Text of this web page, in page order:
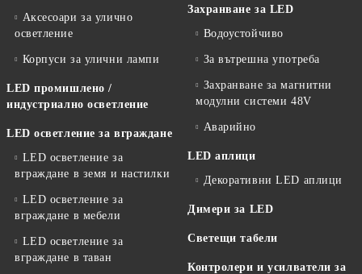
Аксесоари за улично
осветление
Корпуси за улични лампи
LED промишлено /
индустриално осветление
LED осветление за вграждане
LED осветление за
вграждане в земя и настилки
LED осветление за
вграждане в мебели
LED осветление за
вграждане в таван
Захранване за LED
Водоустойчиво
За вътрешна употреба
Захранване за магнитни
модулни системи 48V
Аварийно
LED аплици
Декоративни LED аплици
Димери за LED
Светещи табели
Контролери и усилватели за